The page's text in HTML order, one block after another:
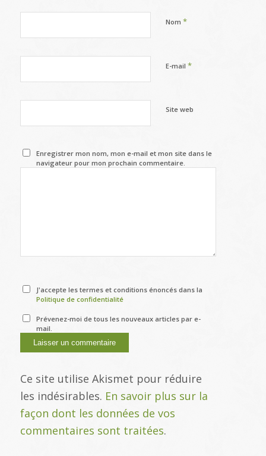
Nom *
E-mail *
Site web
Enregistrer mon nom, mon e-mail et mon site dans le
navigateur pour mon prochain commentaire.
J'accepte les termes et conditions énoncés dans la
Politique de confidentialité
Prévenez-moi de tous les nouveaux articles par e-
mail.
Ce site utilise Akismet pour réduire
les indésirables. En savoir plus sur la
façon dont les données de vos
commentaires sont traitées.